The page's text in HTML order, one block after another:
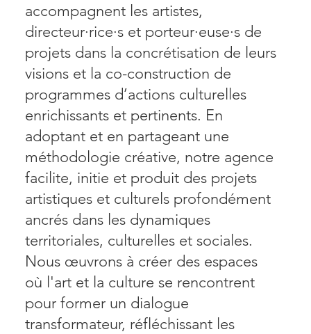
accompagnent les artistes,
directeur·rice·s et porteur·euse·s de
projets dans la concrétisation de leurs
visions et la co-construction de
programmes d’actions culturelles
enrichissants et pertinents. En
adoptant et en partageant une
méthodologie créative, notre agence
facilite, initie et produit des projets
artistiques et culturels profondément
ancrés dans les dynamiques
territoriales, culturelles et sociales.
Nous œuvrons à créer des espaces
où l'art et la culture se rencontrent
pour former un dialogue
transformateur, réfléchissant les